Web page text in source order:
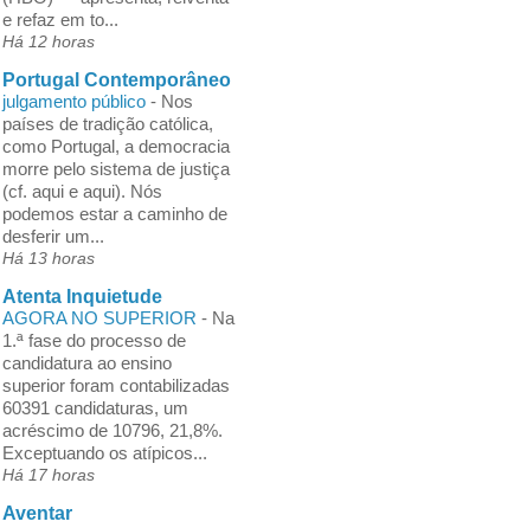
e refaz em to...
Há 12 horas
Portugal Contemporâneo
julgamento público - Nos
países de tradição católica,
como Portugal, a democracia
morre pelo sistema de justiça
(cf. aqui e aqui). Nós
podemos estar a caminho de
desferir um...
Há 13 horas
Atenta Inquietude
AGORA NO SUPERIOR - Na
1.ª fase do processo de
candidatura ao ensino
superior foram contabilizadas
60391 candidaturas, um
acréscimo de 10796, 21,8%.
Exceptuando os atípicos...
Há 17 horas
Aventar